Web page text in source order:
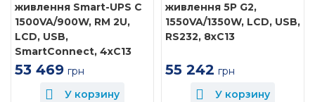
живлення Smart-UPS C
1500VA/900W, RM 2U,
LCD, USB,
SmartConnect, 4xC13
53 469 грн
У корзину
живлення 5P G2,
1550VA/1350W, LCD, USB,
RS232, 8xC13
55 242 грн
У корзину